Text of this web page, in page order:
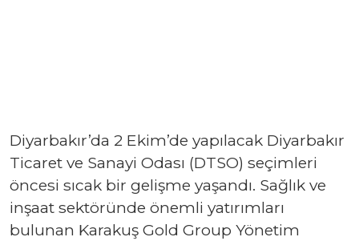
Diyarbakır’da 2 Ekim’de yapılacak Diyarbakır
Ticaret ve Sanayi Odası (DTSO) seçimleri
öncesi sıcak bir gelişme yaşandı. Sağlık ve
inşaat sektöründe önemli yatırımları
bulunan Karakuş Gold Group Yönetim